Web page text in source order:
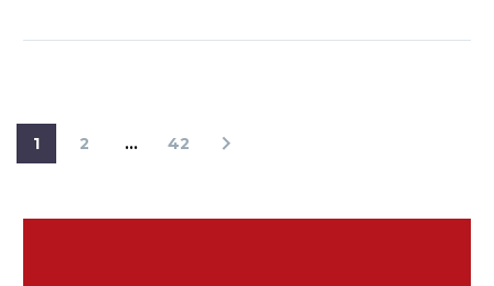
1 2 … 42